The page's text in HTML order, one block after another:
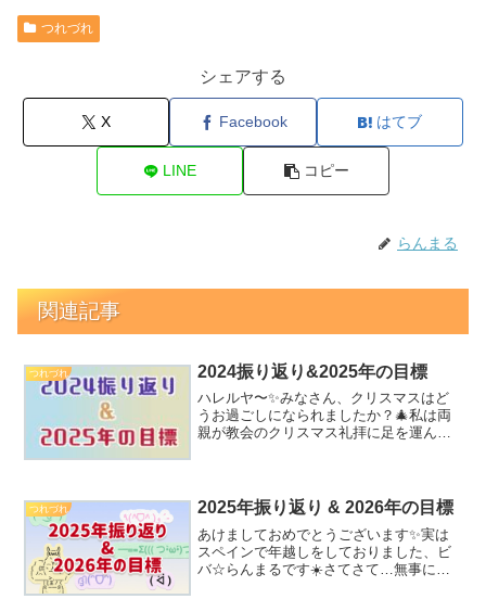
つれづれ
シェアする
X Facebook はてブ
LINE コピー
らんまる
関連記事
つれづれ 2024振り返り&2025年の目標
ハレルヤ〜✨みなさん、クリスマスはど
うお過ごしになられましたか？🎄私は両
親が教会のクリスマス礼拝に足を運んで
で、今年を振り...
つれづれ 2025年振り返り & 2026年の目標
あけましておめでとうございます✨実は
スペインで年越しをしておりました、ビ
バ☆らんまるです☀️さてさて…無事に